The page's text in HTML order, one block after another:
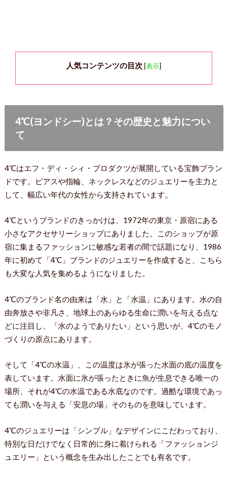
人気コンテンツの目次 [表示]
4℃(ヨンドシー)とは？その歴史と魅力につい
て
4℃はエフ・ディ・シィ・プロダクツが展開している宝飾ブラン
ドです。ピアスや指輪、ネックレスなどのジュエリーを主力と
して、幅広い年代の女性から支持されています。
4℃というブランドのきっかけは、1972年の東京・原宿にある
小さなアクセサリーショップにありました。このショップが原
宿に集まるファッションに敏感な若者の間で話題になり、1986
年に初めて「4℃」ブランドのジュエリーを作成すると、こちら
も大変な人気を集めるようになりました。
4℃のブランド名の由来は「水」と「水温」にあります。水の自
由奔放さや非凡さ、地球上のあらゆる生命に潤いを与える点な
どに注目し、「水のようでありたい」という思いが、4℃のモノ
づくりの原点にあります。
そして「4℃の水温」、この温度は氷が張った水面の底の温度を
表しています。水面に氷が張ったときに魚が生息できる唯一の
場所、それが4℃の水温である水底なのです。過酷な環境であっ
ても潤いを与える「安息の場」そのものを意味しています。
4℃のジュエリーは「シンプル」なデザインにこだわっており、
特別な日だけでなく日常的に身に着けられる「ファッションジ
ュエリー」という概念を生み出したことでも有名です。